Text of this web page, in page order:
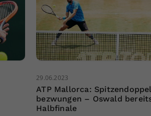
29.06.2023
ATP Mallorca: Spitzendoppel
bezwungen – Oswald
Halbfinale